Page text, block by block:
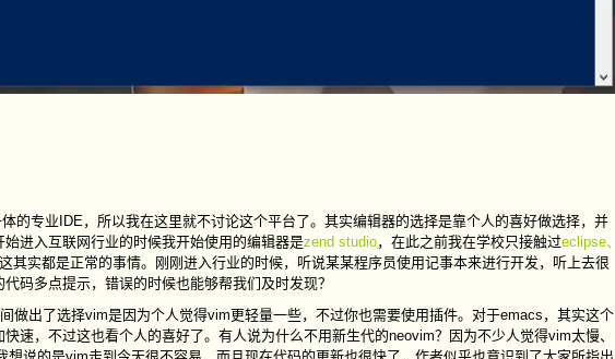
业IDE，所以我在这里就不讨论这个平台了。其实编辑器的选择是靠个人的喜好做选择，并
进入互联网行业的时候我开始使用的编辑器是zend studio，在此之前我在学校只接触过eclipse、
其实都是正常的事情。刚刚进入行业的时候，听说某某程序员使用记事本来进行开发，听上去很
码多点提示，错误的时候也能够帮我们及时发现？
做出了选择vim是因为个人觉得vim更轻量一些，不过你也需要使用插件。对于emacs，其实这个
速，不过这也看个人的喜好了。有人说为什么不用新生代的neovim？因为不少人觉得vim太慢、